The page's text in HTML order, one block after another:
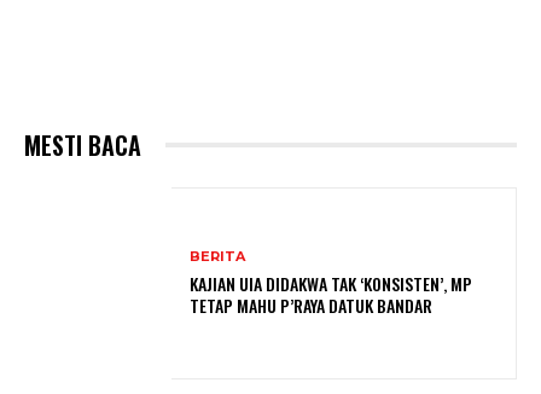
MESTI BACA
BERITA
KAJIAN UIA DIDAKWA TAK ‘KONSISTEN’, MP
TETAP MAHU P’RAYA DATUK BANDAR